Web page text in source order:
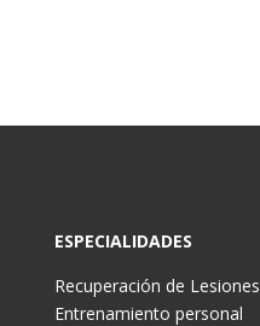
ESPECIALIDADES
Recuperación de Lesiones
Entrenamiento personal